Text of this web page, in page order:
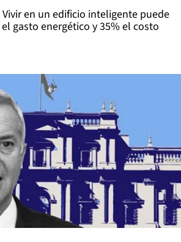
Vivir en un edificio inteligente puede
gasto energético y 35% el costo